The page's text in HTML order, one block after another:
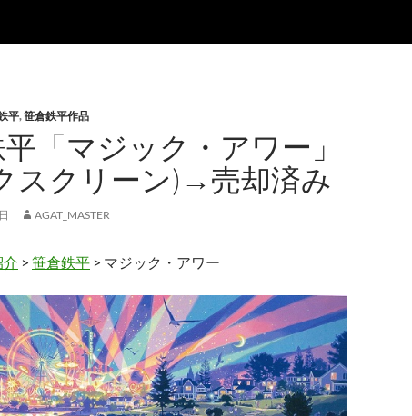
平,笹倉鉄平作品
「マジック・アワー」
スクリーン)→売却済み
AGAT_MASTER
> 笹倉鉄平 > マジック・アワー